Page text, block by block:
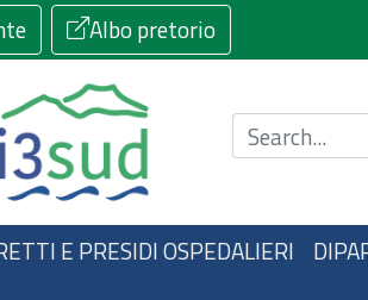
Albo pretorio
Cerca nel sito
E PRESIDI OSPEDALIERI